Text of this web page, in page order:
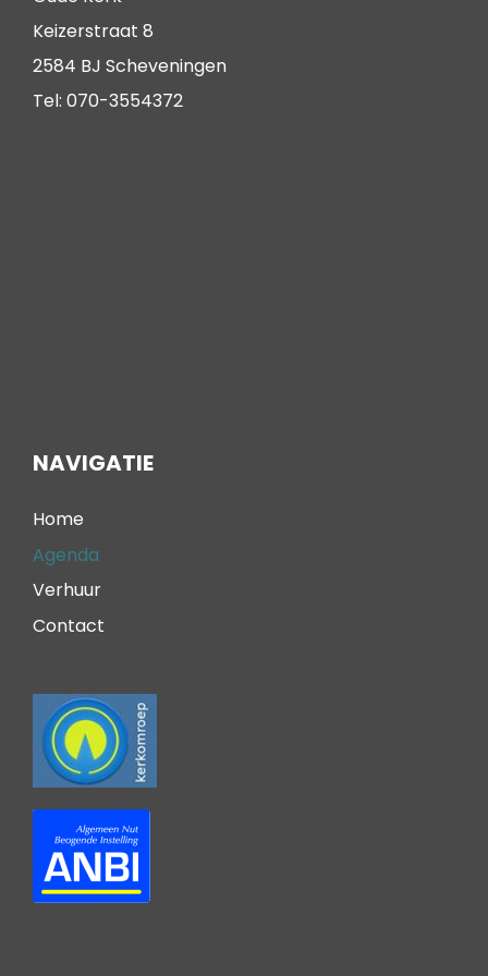
Keizerstraat 8
2584 BJ Scheveningen
Tel: 070-3554372
NAVIGATIE
Home
Agenda
Verhuur
Contact